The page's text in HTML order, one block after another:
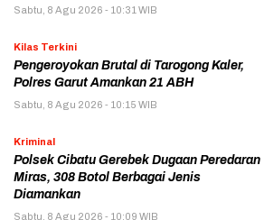
Sabtu, 8 Agu 2026 - 10:31 WIB
Kilas Terkini
Pengeroyokan Brutal di Tarogong Kaler,
Polres Garut Amankan 21 ABH
Sabtu, 8 Agu 2026 - 10:15 WIB
Kriminal
Polsek Cibatu Gerebek Dugaan Peredaran
Miras, 308 Botol Berbagai Jenis
Diamankan
Sabtu, 8 Agu 2026 - 10:09 WIB